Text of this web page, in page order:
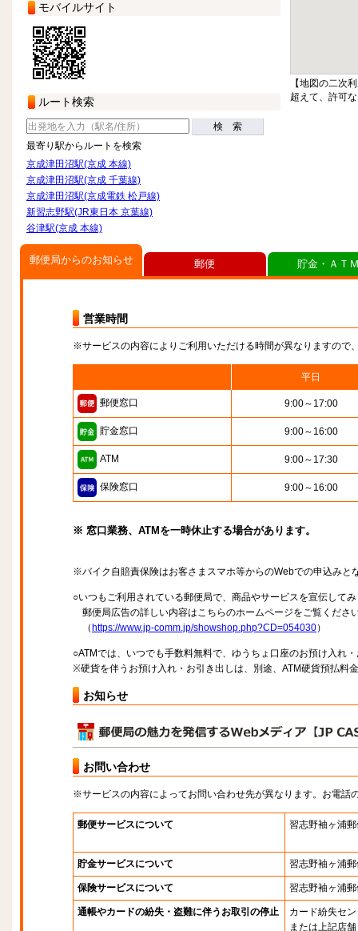
モバイルサイト
ルート検索
検 索
最寄り駅からルートを検索
京成津田沼駅(京成 本線)
京成津田沼駅(京成 千葉線)
京成津田沼駅(京成電鉄 松戸線)
新習志野駅(JR東日本 京葉線)
谷津駅(京成 本線)
【地図の二次
超えて、許可
郵便局からのお知らせ
営業時間
※サービスの内容によりご利用いただける時間が異なりますので
平日
郵便窓口 9:00～17:00
貯金窓口 9:00～16:00
ATM 9:00～17:30
保険窓口 9:00～16:00
※ 窓口業務、ATMを一時休止する場合があります。
※バイク自賠責保険はお客さまスマホ等からのWebでの申込みと
○いつもご利用されている郵便局で、商品やサービスを宣伝して
郵便局広告の詳しい内容はこちらのホームページをご覧くださ
（ https://www.jp-comm.jp/showshop.php?CD=054030）
○ATMでは、いつでも手数料無料で、ゆうちょ口座のお預け入れ
※硬貨を伴うお預け入れ・お引き出しは、別途、ATM硬貨預払料
お知らせ
お問い合わせ
※サービスの内容によってお問い合わせ先が異なります。お電話
郵便サービスについて 習志野袖ヶ浦
貯金サービスについて 習志野袖ヶ浦
保険サービスについて 習志野袖ヶ浦
通帳やカードの紛失・盗難に伴うお取引の停止
カード紛失セ
または上記店舗
郵便 貯金・ＡＴ